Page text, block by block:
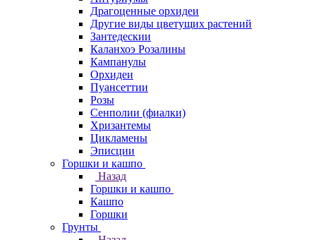
Драгоценные орхидеи
Другие виды цветущих растений
Зантедескии
Каланхоэ Розалины
Кампанулы
Орхидеи
Пуансеттии
Розы
Сенполии (фиалки)
Хризантемы
Цикламены
Эписции
Горшки и кашпо
Назад
Горшки и кашпо
Кашпо
Горшки
Грунты